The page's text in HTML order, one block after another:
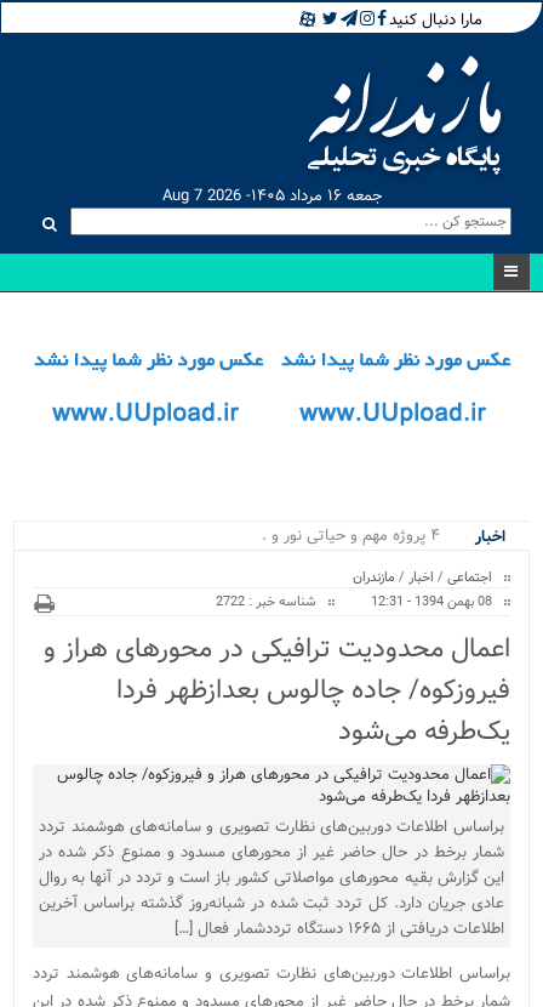
مارا دنبال کنید
جمعه ۱۶ مرداد ۱۴۰۵- Aug 7 2026
اخبار
۴ پروژه مهم و حیاتی نور و محمودآباد_
اجتماعی / اخبار / مازندران
08 بهمن 1394 - 12:31
شناسه خبر : 2722
اعمال محدودیت‌‌‌ ترافیکی در محورهای هراز و
فیروزکوه/ جاده چالوس بعدازظهر فردا
یک‌طرفه می‌شود
براساس‌ اطلاعات دوربین‌های نظارت تصویری و سامانه‌های هوشمند تردد
شمار بر‌خط‌ ‌در حال حاضر غیر از محورهای مسدود و ممنوع ذکر شده در
این گزارش بقیه محورهای مواصلاتی کشور باز است و تردد در آنها به‌ روال
عادی ‌جریان دارد. کل تردد ثبت‌ شده‌ در شبانه‌روز گذشته‌‌ براساس آخرین
اطلاعات دریافتی از ۱۶۶۵ دستگاه ترددشمار فعال […]
براساس‌ اطلاعات دوربین‌های نظارت تصویری و سامانه‌های هوشمند تردد
شمار بر‌خط‌ ‌در حال حاضر غیر از محورهای مسدود و ممنوع ذکر شده در این